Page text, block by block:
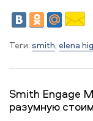
Теги: smith, elena
Smith Engage
разумную